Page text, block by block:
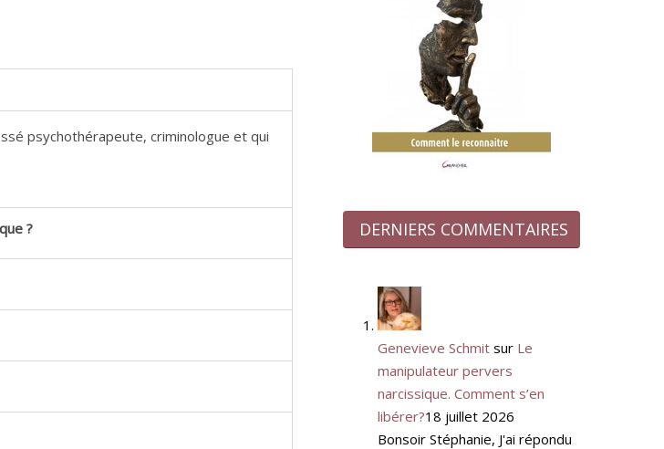
psychothérapeute, criminologue et qui
? DERNIERS COMMENTAIRES
Genevieve Schmitsur Le
manipulateur pervers
narcissique. Comment s’en
libérer?18 juillet 2026
Bonsoir Stéphanie, J'ai répondu